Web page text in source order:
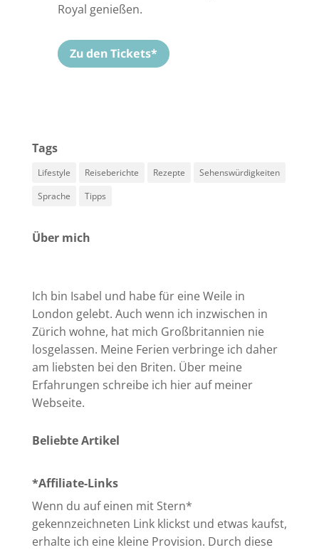
Royal genießen.
Zu den Tickets*
Tags
Lifestyle Reiseberichte Rezepte
Sehenswürdigkeiten
Sprache
Tipps
Über mich
Ich bin Isabel und habe für eine Weile in
London gelebt. Auch wenn ich inzwischen in
Zürich wohne, hat mich Großbritannien nie
losgelassen. Meine Ferien verbringe ich daher
am liebsten bei den Briten. Über meine
Erfahrungen schreibe ich hier auf meiner
Webseite.
Beliebte Artikel
*Affiliate-Links
Wenn du auf einen mit Stern*
gekennzeichneten Link klickst und etwas kaufst,
erhalte ich eine kleine Provision. Durch diese